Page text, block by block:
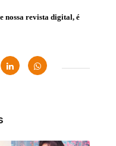
nossa revista digital, é